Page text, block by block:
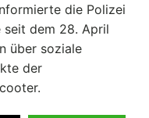
die Polizei
seit dem 28. April
über soziale
der